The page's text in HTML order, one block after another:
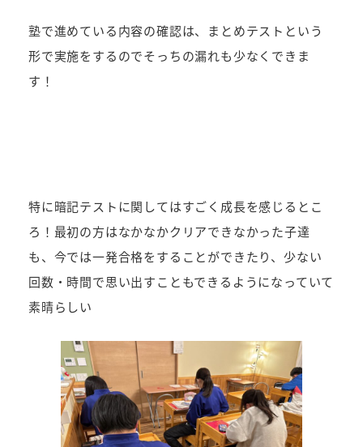
塾で進めている内容の確認は、まとめテストという
形で実施をするのでそっちの漏れも少なくできま
す！
特に暗記テストに関してはすごく成長を感じるとこ
ろ！最初の方はなかなかクリアできなかった子達
も、今では一発合格をすることができたり、少ない
回数・時間で思い出すこともできるようになっていて
素晴らしい